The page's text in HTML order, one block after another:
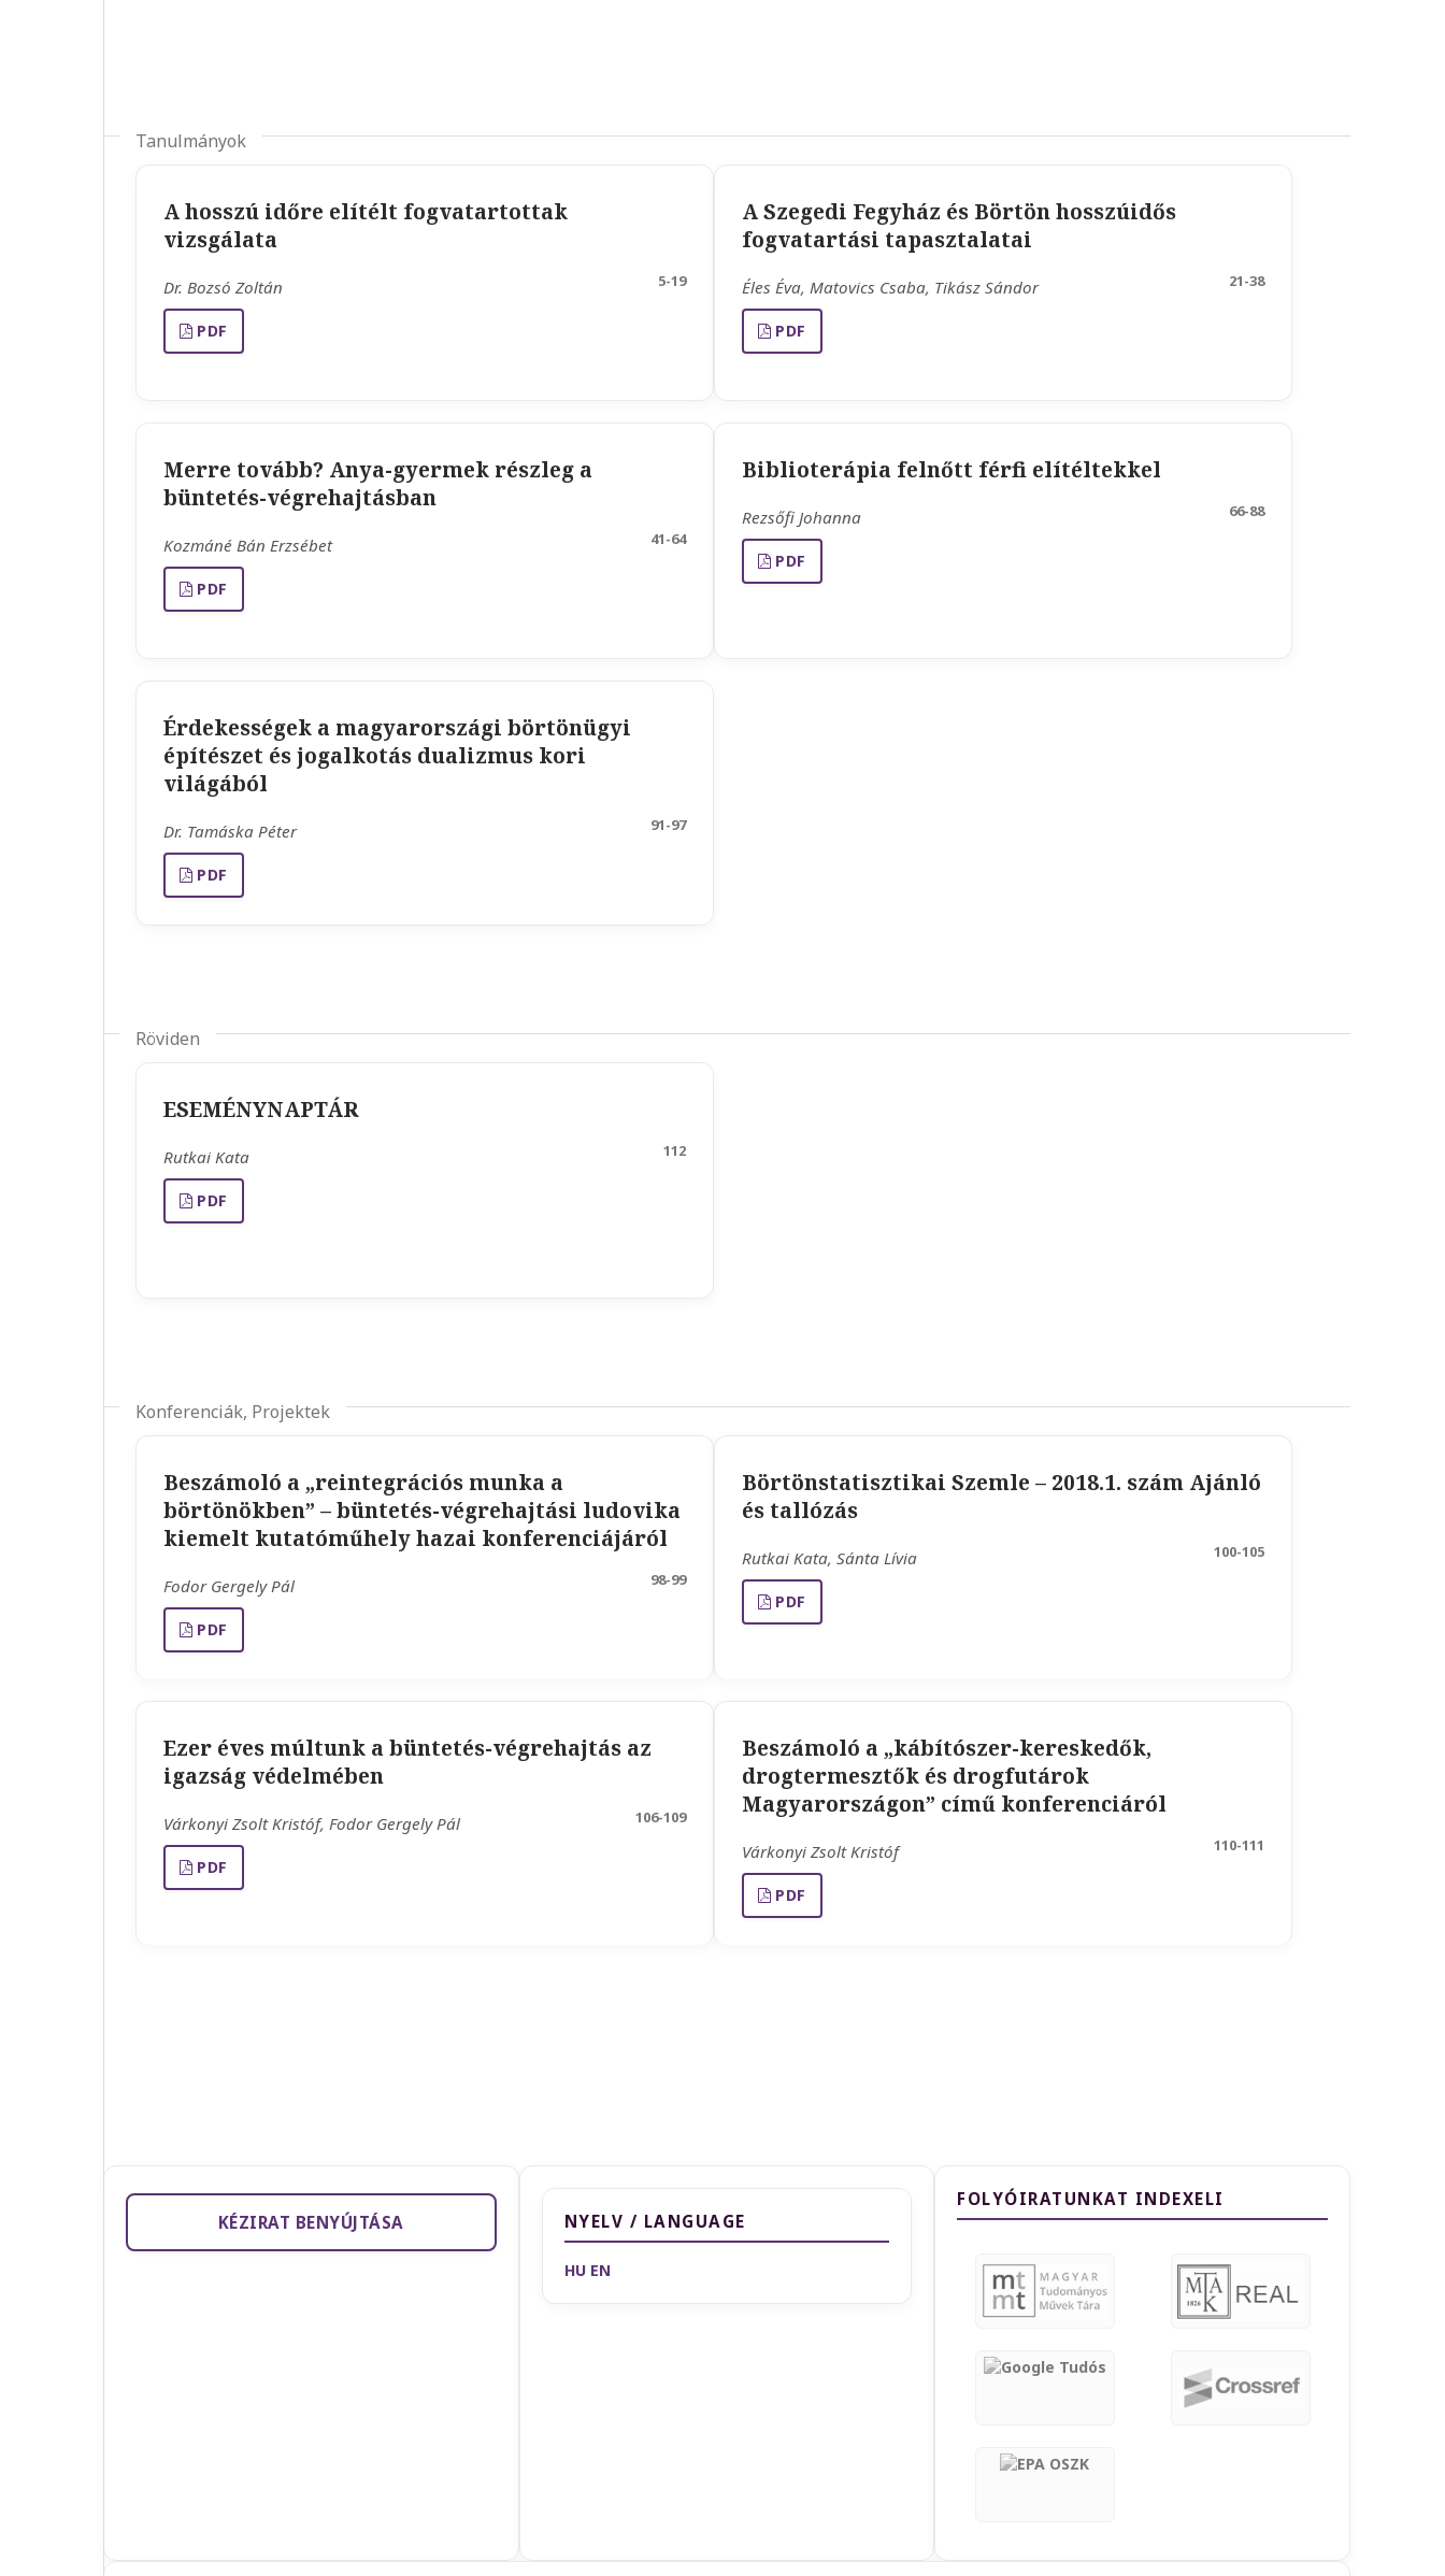
Tanulmányok
A hosszú időre elítélt fogvatartottak
vizsgálata
Dr. Bozsó Zoltán 5-19
PDF
A Szegedi Fegyház és Börtön hosszúidős
fogvatartási tapasztalatai
Éles Éva, Matovics Csaba, Tikász Sándor 21-38
PDF
Merre tovább? Anya-gyermek részleg a
büntetés-végrehajtásban
Kozmáné Bán Erzsébet 41-64
PDF
Biblioterápia felnőtt férfi elítéltekkel
Rezsőfi Johanna 66-88
PDF
Érdekességek a magyarországi börtönügyi
építészet és jogalkotás dualizmus kori
világából
Dr. Tamáska Péter 91-97
PDF
Röviden
ESEMÉNYNAPTÁR
Rutkai Kata 112
PDF
Konferenciák, Projektek
Beszámoló a „reintegrációs munka a
börtönökben” – büntetés-végrehajtási ludovika
kiemelt kutatóműhely hazai konferenciájáról
Fodor Gergely Pál 98-99
PDF
Börtönstatisztikai Szemle – 2018.1. szám Ajánló
és tallózás
Rutkai Kata, Sánta Lívia 100-105
PDF
Ezer éves múltunk a büntetés-végrehajtás az
igazság védelmében
Várkonyi Zsolt Kristóf, Fodor Gergely Pál 106-109
PDF
Beszámoló a „kábítószer-kereskedők,
drogtermesztők és drogfutárok
Magyarországon” című konferenciáról
Várkonyi Zsolt Kristóf 110-111
PDF
KÉZIRAT BENYÚJTÁSA NYELV / LANGUAGE
HU EN
FOLYÓIRATUNKAT INDEXELI